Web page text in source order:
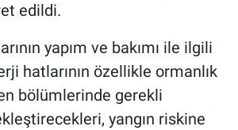
edildi.
yapım ve bakımı ile ilgili
hatlarının özellikle ormanlık
bölümlerinde gerekli
yangın riskine